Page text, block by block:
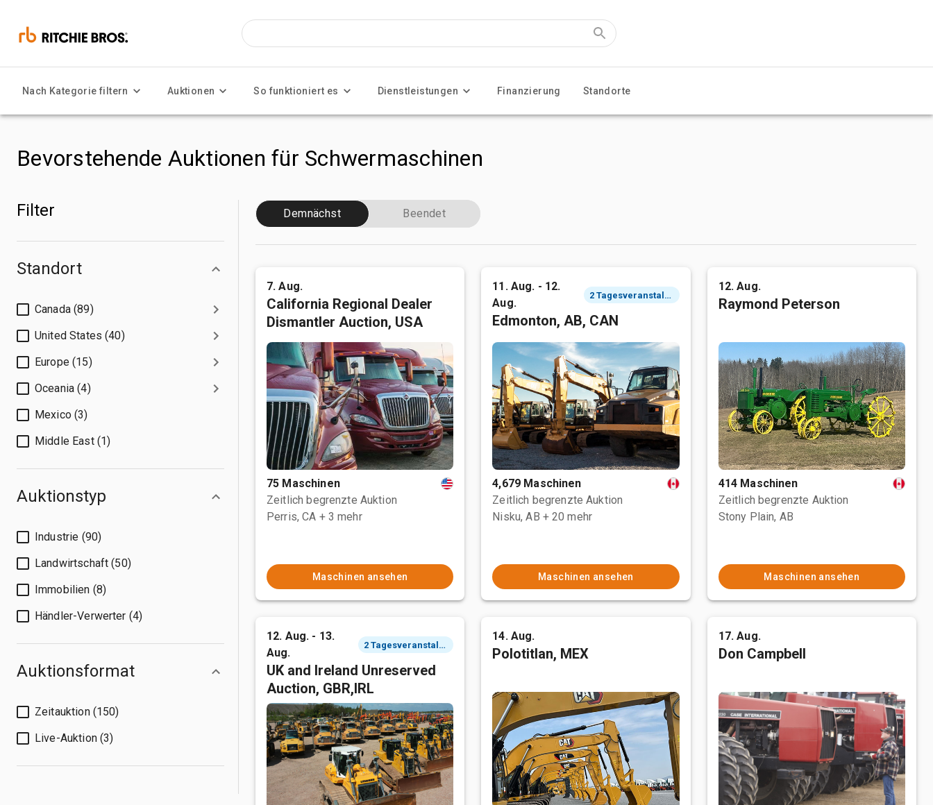
Nach Kategorie filtern Auktionen So funktioniert es Dienstleistungen Finanzierung Standorte
Bevorstehende Auktionen für Schwermaschinen
Filter
Standort
Canada (89)
United States (40)
Europe (15)
Oceania (4)
Mexico (3)
Middle East (1)
Auktionstyp
Industrie (90)
Landwirtschaft (50)
Immobilien (8)
Händler-Verwerter (4)
Auktionsformat
Zeitauktion (150)
Live-Auktion (3)
Demnächst Beendet
7. Aug.
California Regional Dealer
Dismantler Auction, USA
75 Maschinen
Zeitlich begrenzte Auktion
Perris, CA + 3 mehr
Maschinen ansehen
11. Aug. - 12.
Aug.
2 Tagesveranstaltung
Edmonton, AB, CAN
4,679 Maschinen
Zeitlich begrenzte Auktion
Nisku, AB + 20 mehr
Maschinen ansehen
12. Aug.
Raymond Peterson
414 Maschinen
Zeitlich begrenzte Auktion
Stony Plain, AB
Maschinen ansehen
12. Aug. - 13.
Aug.
2 Tagesveranstaltung
UK and Ireland Unreserved
Auction, GBR,IRL
14. Aug.
Polotitlan, MEX
17. Aug.
Don Campbell